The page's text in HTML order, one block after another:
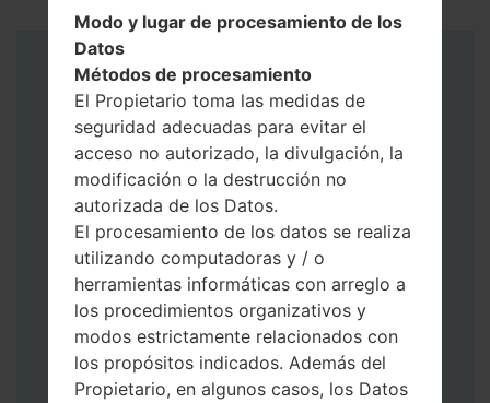
Instrucciones
Modo y lugar de procesamiento de los
Datos
Métodos de procesamiento
El Propietario toma las medidas de
seguridad adecuadas para evitar el
acceso no autorizado, la divulgación, la
modificación o la destrucción no
autorizada de los Datos.
El procesamiento de los datos se realiza
utilizando computadoras y / o
herramientas informáticas con arreglo a
los procedimientos organizativos y
modos estrictamente relacionados con
los propósitos indicados. Además del
Propietario, en algunos casos, los Datos